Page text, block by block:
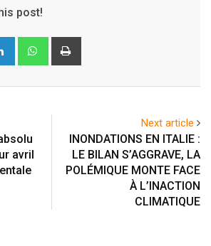
post!
LinkedIn Whatsapp
avril
Next article
INONDATIONS EN ITALIE :
LE BILAN S’AGGRAVE, LA
POLÉMIQUE MONTE FACE
À L’INACTION
CLIMATIQUE